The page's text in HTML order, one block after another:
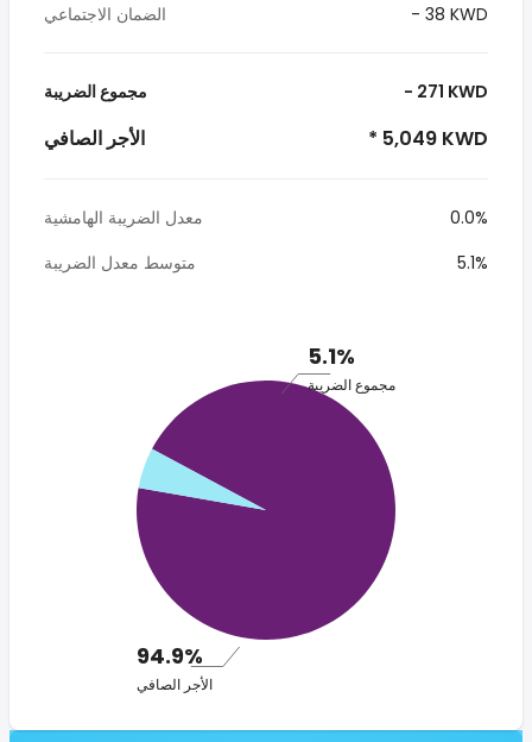
الضمان الاجتماعي
- 38 KWD
مجموع الضريبة - 271 KWD
الأجر الصافي * 5,049 KWD
معدل الضريبة الهامشية
0.0%
متوسط معدل الضريبة
5.1%
5.1%
مجموع الضريبة
94.9%
الأجر الصافي